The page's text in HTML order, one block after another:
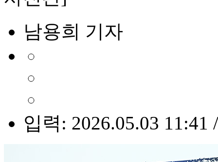
남용희 기자
입력: 2026.05.03 11:41